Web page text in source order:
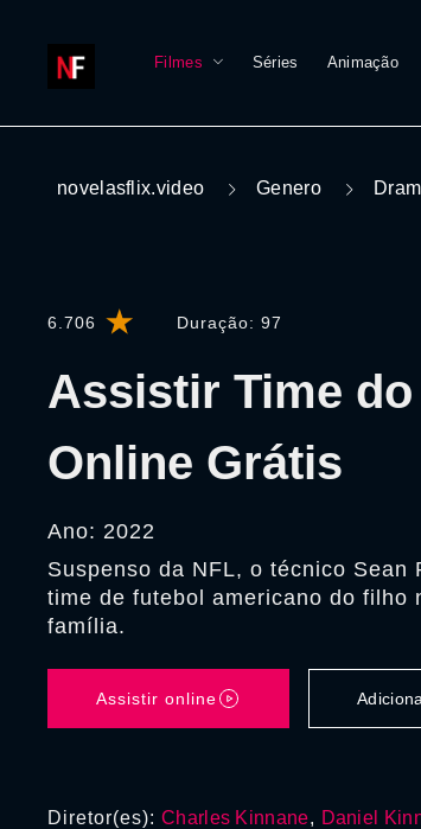
Filmes Séries Animação
novelasflix.video Genero
6.706 Duração: 97
Assistir Time
Online Grátis
Ano: 2022
Suspenso da NFL, o técnico Sean
time de futebol americano do filho
família.
Assistir online
Diretor(es): Charles Kinnane, Daniel